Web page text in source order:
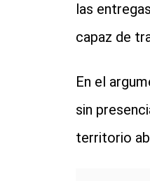
las
capaz de
En el
sin
territorio